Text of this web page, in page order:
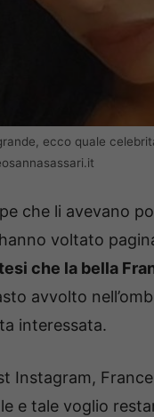
ecco quale
che li avevano
voltato
che la bella
avvolto
interessata.
Instagram,
e tale voglio